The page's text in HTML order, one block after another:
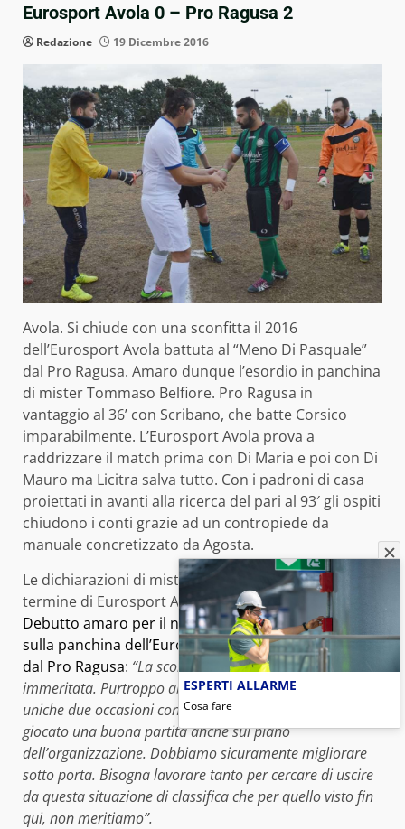
Eurosport Avola 0 – Pro Ragusa 2
Redazione 19 Dicembre 2016
Avola. Si chiude con una sconfitta il 2016
dell’Eurosport Avola battuta al “Meno Di Pasquale”
dal Pro Ragusa. Amaro dunque l’esordio in panchina
di mister Tommaso Belfiore. Pro Ragusa in
vantaggio al 36’ con Scribano, che batte Corsico
imparabilmente. L’Eurosport Avola prova a
raddrizzare il match prima con Di Maria e poi con Di
Mauro ma Licitra salva tutto. Con i padroni di casa
proiettati in avanti alla ricerca del pari al 93′ gli ospiti
chiudono i conti grazie ad un contropiede da
manuale concretizzato da Agosta.
Le dichiarazioni di mister Tommaso Belfiore al
termine di Eurosport Avola-Pro Ragusa
Debutto amaro per il neo tecnico TommasoBelfiore
sulla panchina dell’Eurosport Avola, battuta in casa
dal Pro Ragusa: “La sconfitta a mio parere è
immeritata. Purtroppo abbiamo subito due gol sulle
uniche due occasioni concesse. La squadra comunque ha
giocato una buona partita anche sul piano
dell’organizzazione. Dobbiamo sicuramente migliorare
sotto porta. Bisogna lavorare tanto per cercare di uscire
da questa situazione di classifica che per quello visto fin
qui, non meritiamo”.
ESPERTI ALLARME
Cosa fare